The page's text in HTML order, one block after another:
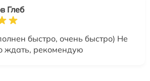
Глеб
быстро, очень быстро) Не
ждать, рекомендую